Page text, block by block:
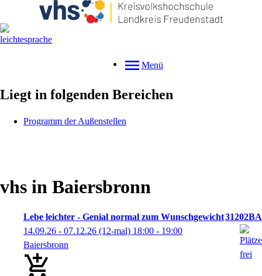
Menü
Liegt in folgenden Bereichen
Programm der Außenstellen
vhs in Baiersbronn
Lebe leichter - Genial normal zum Wunschgewicht31202BA
14.09.26 - 07.12.26 (12-mal) 18:00 - 19:00
Baiersbronn